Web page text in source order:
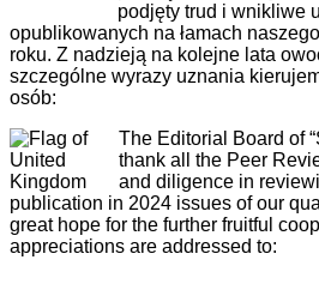
podjęty trud i wnikliwe
opublikowanych na łamach
roku. Z nadzieją na kolejne lata
szczególne wyrazy uznania
osób:
The Editorial Board of
thank all the Peer
and diligence in
publication in 2024 issues of our
great hope for the further fruitful
appreciations are addressed to: